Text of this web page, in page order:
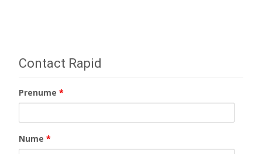
Contact Rapid
Prenume *
Nume *